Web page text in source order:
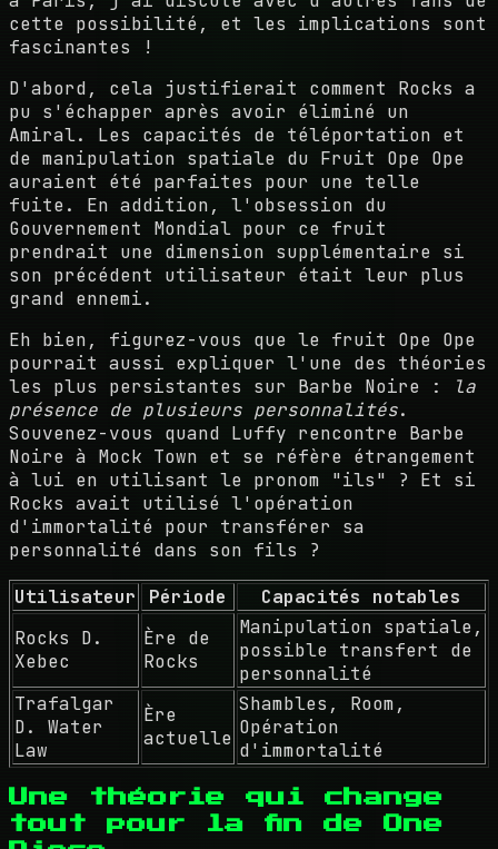
cette possibilité, et les implications sont
fascinantes !
D'abord, cela justifierait comment Rocks a
pu s'échapper après avoir éliminé un
Amiral. Les capacités de téléportation et
de manipulation spatiale du Fruit Ope Ope
auraient été parfaites pour une telle
fuite. En addition, l'obsession du
Gouvernement Mondial pour ce fruit
prendrait une dimension supplémentaire si
son précédent utilisateur était leur plus
grand ennemi.
Eh bien, figurez-vous que le fruit Ope Ope
pourrait aussi expliquer l'une des théories
les plus persistantes sur Barbe Noire :
la
présence de plusieurs personnalités.
Souvenez-vous quand Luffy rencontre Barbe
Noire à Mock Town et se réfère étrangement
à lui en utilisant le pronom "ils" ? Et si
Rocks avait utilisé l'opération
d'immortalité pour transférer sa
personnalité dans son fils ?
Utilisateur
Période
Capacités notables
Rocks D.
Xebec
Ère de
Rocks
Manipulation spatiale,
possible transfert de
personnalité
Trafalgar
D. Water
Law
Ère
actuelle
Shambles, Room,
Opération
d'immortalité
Une théorie qui change
tout pour la fin de One